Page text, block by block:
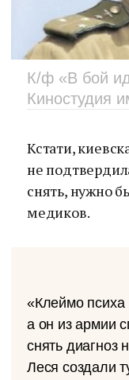
К/ф «В бой
Киностудия
Кстати,
не
снять, нужно
медиков.
«Клеймо
а он из армии
снять диагноз
Леся создали